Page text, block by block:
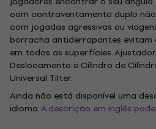
com contraventamento duplo
com jogadas agressivas ou
borracha antiderrapantes evitam
em todas as superfícies.
Deslocamento e Cilindro de
Universal Tilter.
Ainda não está disponível uma
idioma.A descrição em inglês